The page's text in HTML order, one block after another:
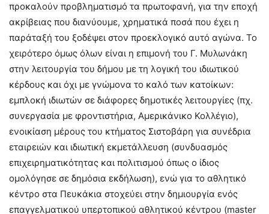
προκαλούν προβληματισμό τα πρωτοφανή, για την εποχή
ακρίβειας που διανύουμε, χρηματικά ποσά που έχει η
παράταξή του ξοδέψει στον προεκλογικό αυτό αγώνα. Το
χειρότερο όμως όλων είναι η επιμονή του Γ. Μυλωνάκη
στην λειτουργία του δήμου με τη λογική του ιδιωτικού
κέρδους και όχι με γνώμονα το καλό των κατοίκων:
εμπλοκή ιδιωτών σε διάφορες δημοτικές λειτουργίες (πχ.
συνεργασία με φροντιστήρια, Αμερικάνικο Κολλέγιο),
ενοικίαση μέρους του κτήματος Σιστοβάρη για συνέδρια
εταιρειών και ιδιωτική εκμετάλλευση (συνδυασμός
επιχειρηματικότητας και πολιτισμού όπως ο ίδιος
ομολόγησε σε δημόσια εκδήλωση), ενώ για το αθλητικό
κέντρο στα Πευκάκια στοχεύει στην δημιουργία ενός
επαγγελματικού υπερτοπικού αθλητικού κέντρου (master